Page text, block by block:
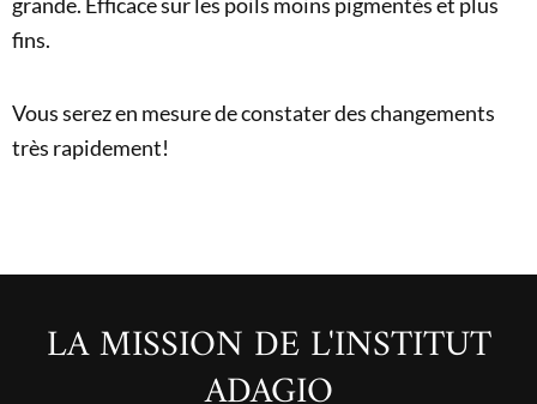
fins.
Vous serez en mesure de constater des changements
très rapidement!
LA MISSION DE L'INSTITUT